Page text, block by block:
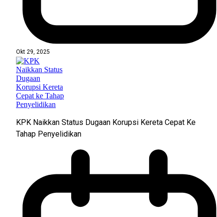
Okt 29, 2025
KPK Naikkan Status Dugaan Korupsi Kereta Cepat Ke
Tahap Penyelidikan